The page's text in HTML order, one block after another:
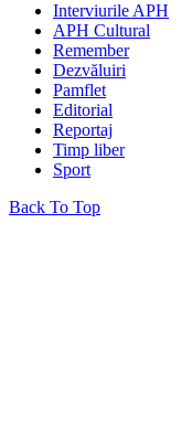
Interviurile APH
APH Cultural
Remember
Dezvăluiri
Pamflet
Editorial
Reportaj
Timp liber
Sport
Back To Top